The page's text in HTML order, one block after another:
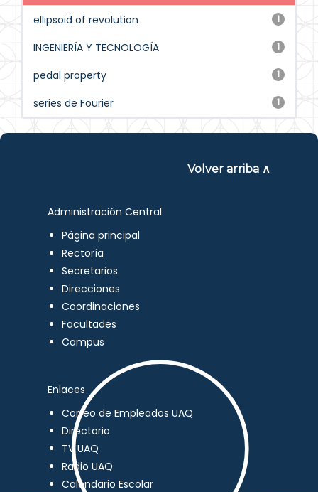
1
ellipsoid of revolution
1
INGENIERÍA Y TECNOLOGÍA
1
pedal property
1
series de Fourier
Volver arriba ∧
Administración Central
Página principal
Rectoría
Secretarios
Direcciones
Coordinaciones
Facultades
Campus
Enlaces
Correo de Empleados UAQ
Directorio
TV UAQ
Radio UAQ
Calendario Escolar